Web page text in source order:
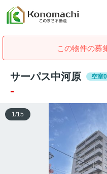
この物件の募
サーパス中河原 空室0
-
1 /15